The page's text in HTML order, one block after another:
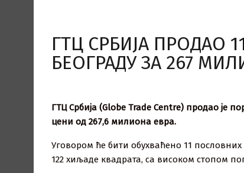
ГТЦ СРБИЈА ПРОДАО
БЕОГРАДУ ЗА 267
ГТЦ Србија (Globe Trade Centre) продао је
цени од 267,6 милиона евра.
Уговором ће бити обухваћено 11
122 хиљаде квадрата, са високом стопом